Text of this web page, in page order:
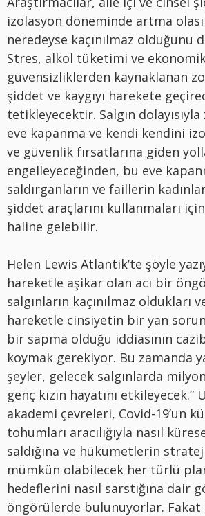
izolasyon döneminde artma
neredeyse kaçınılmaz olduğunu
Stres, alkol tüketimi ve
güvensizliklerden kaynaklanan
şiddet ve kaygıyı harekete
tetikleyecektir. Salgın
eve kapanma ve kendi kendini
ve güvenlik fırsatlarına giden
engelleyeceğinden, bu eve
saldırganların ve faillerin
şiddet araçlarını kullanmaları
haline gelebilir.
Helen Lewis Atlantik’te şöyle
hareketle aşikar olan acı bir
salgınların kaçınılmaz oldukları
hareketle cinsiyetin bir yan
bir sapma olduğu iddiasının
koymak gerekiyor. Bu zamanda
şeyler, gelecek salgınlarda
genç kızın hayatını etkileyecek.”
akademi çevreleri, Covid-19’un
tohumları aracılığıyla nasıl
saldığına ve hükümetlerin
mümkün olabilecek her türlü
hedeflerini nasıl sarstığına dair
öngörülerde bulunuyorlar. Fakat